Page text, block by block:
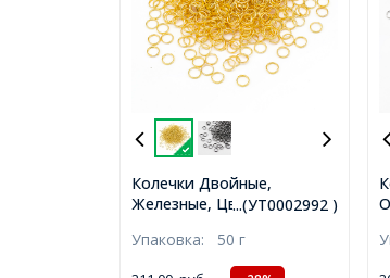
...(УТ0002992 )
Колечки Двойные,
Железные, Цвет: Золото,
Внутренний Диаметр
4.2мм, около 380шт/50г,
Упаковка: 50 г